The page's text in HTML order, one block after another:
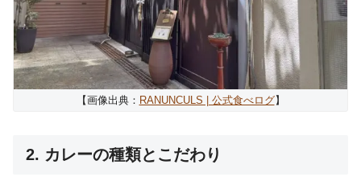
【画像出典： RANUNCULS | 公式食べログ】
2. カレーの種類とこだわり